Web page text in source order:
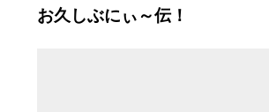
お久しぶにぃ～伝！